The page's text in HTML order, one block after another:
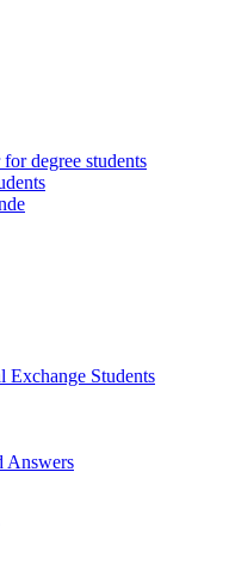
degree students
Exchange Students
Answers